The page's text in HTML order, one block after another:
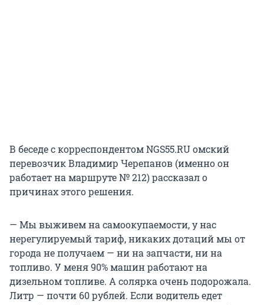
В беседе с корреспондентом NGS55.RU омский
перевозчик Владимир Черепанов (именно он
работает на маршруте № 212) рассказал о
причинах этого решения.
— Мы выживем на самоокупаемости, у нас
нерегулируемый тариф, никаких дотаций мы от
города не получаем — ни на запчасти, ни на
топливо. У меня 90% машин работают на
дизельном топливе. А солярка очень подорожала.
Литр — почти 60 рублей. Если водитель едет